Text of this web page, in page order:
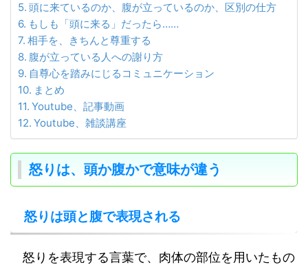
頭に来ているのか、腹が立っているのか、区別の仕方
もしも「頭に来る」だったら……
相手を、きちんと尊重する
腹が立っている人への謝り方
自尊心を踏みにじるコミュニケーション
まとめ
Youtube、記事動画
Youtube、雑談講座
怒りは、頭か腹かで意味が違う
怒りは頭と腹で表現される
怒りを表現する言葉で、肉体の部位を用いたもの